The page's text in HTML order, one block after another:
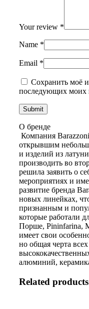
Your review *
Name *
Email *
Сохранить моё
последующих моих
О бренде
Компания
открывшим
и изделий из
производить во
решила заявить о
мероприятиях и
развитие бренда
новых линейках,
признанным и
которые работали
Порше, Pininfarina,
имеет свои
но общая черта
алюминий,
Related products